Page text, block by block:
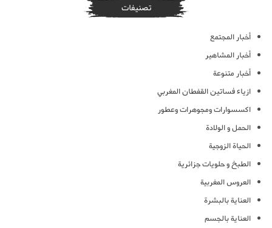
تصنيفات
أخبار المجتمع
أخبار المشاهير
أخبار متنوعة
ازياء فساتين القفطان المغربي
اكسسوارات ومجوهرات وعطور
الحمل و الولادة
الحياة الزوجية
الطبخ و حلويات جزائرية
العروس المغربية
العناية بالبشرة
العناية بالجسم